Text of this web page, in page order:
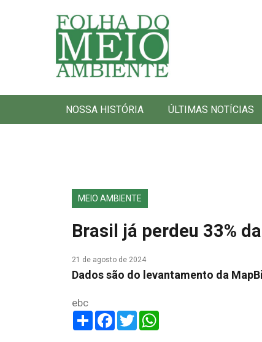
Folha do Meio Ambiente
NOSSA HISTÓRIA ÚLTIMAS NOTÍCIAS
MEIO AMBIENTE
Brasil já perdeu 33%
21 de agosto de 2024
Dados são do levantamento da
ebc
ShareFacebook
Twitter